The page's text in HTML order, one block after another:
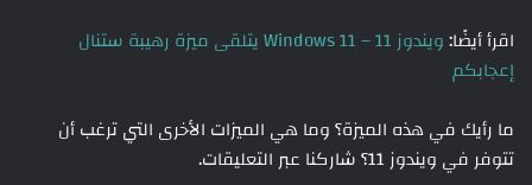
اقرأ أيضًا:
ويندوز 11 – Windows 11 يتلقى ميزة رهيبة ستنال
إعجابكم
ما رأيك في هذه الميزة؟ وما هي الميزات الأخرى التي ترغب أن
تتوفر في ويندوز 11؟ شاركنا عبر التعليقات.